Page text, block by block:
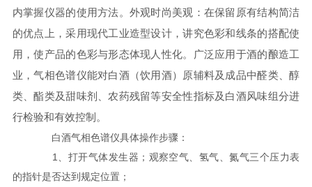
内掌握仪器的使用方法。外观时尚美观：在保留原有结构简洁
的优点上，采用现代工业造型设计，讲究色彩和线条的搭配使
用，使产品的色彩与形态体现人性化。广泛应用于酒的酿造工
业，气相色谱仪能对白酒（饮用酒）原辅料及成品中醛类、醇
类、酯类及甜味剂、农药残留等安全性指标及白酒风味组分进
行检验和有效控制。
白酒气相色谱仪具体操作步骤：
1、打开气体发生器；观察空气、氢气、氮气三个压力表
的指针是否达到规定位置；